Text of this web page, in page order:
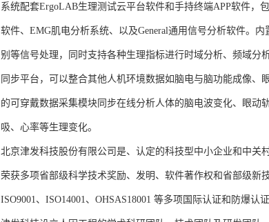
系统配套ErgoLAB生理测试云平台软件和手持终端APP软件，
软件、EMG肌电分析系统、以及General通用信号分析软件。
别等信号处理，同时支持各种生理指标进行时域分析、频域分
同步平台，可以整合其他人机环境数据如脑电与脑功能成像
的可穿戴数据采集模块同步在线分析人体的脑电波变化、眼
吸、心率等生理变化。
北京津发科技股份有限公司是、认定的科技型中小企业和中
荣获多项省部级科学技术奖励、发明、软件著作权和省部级新
ISO9001、ISO14001、OHSAS18001 等多项国际认证和防爆认证